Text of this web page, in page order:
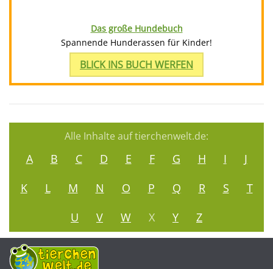
Das große Hundebuch
Spannende Hunderassen für Kinder!
BLICK INS BUCH WERFEN
Alle Inhalte auf tierchenwelt.de:
A B C D E F G H I
J
K
L M N O P Q R S
T
U
V W X Y Z